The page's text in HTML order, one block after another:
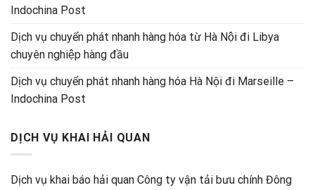
Indochina Post
Dịch vụ chuyển phát nhanh hàng hóa từ Hà Nội đi Libya
chuyên nghiệp hàng đầu
Dịch vụ chuyển phát nhanh hàng hóa Hà Nội đi Marseille –
Indochina Post
DỊCH VỤ KHAI HẢI QUAN
Dịch vụ khai báo hải quan Công ty vận tải bưu chính Đông